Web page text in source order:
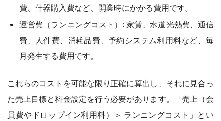
費、什器購入費など、開業時にかかる費用です。
運営費（ランニングコスト）: 家賃、水道光熱費、通信
費、人件費、消耗品費、予約システム利用料など、毎
月発生する費用です。
これらのコストを可能な限り正確に算出し、それに見合っ
た売上目標と料金設定を行う必要があります。「売上（会
員費やドロップイン利用料）＞ ランニングコスト」とい